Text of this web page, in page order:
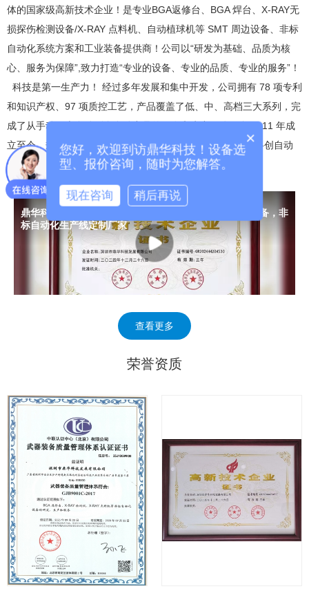
体的国家级高新技术企业！是专业BGA返修台、BGA 焊台、X-RAY无
损探伤检测设备/X-RAY 点料机、自动植球机等 SMT 周边设备、非标
自动化系统方案和工业装备提供商！公司以“研发为基础、品质为核
心、服务为保障”,致力打造“专业的设备、专业的品质、专业的服务”！
科技是第一生产力！ 经过多年发展和集中开发，公司拥有 78 项专利
和知识产权、97 项质控工艺，产品覆盖了低、中、高档三大系列，完
成了从手动、半自动到全自动产品的研发和生产；公司自 2011 年成
立至今，规模不断扩大，现旗下有两大分公司 “深圳市鼎华科创自动
化有限公司”和“深圳市鼎华科创科技有限公司”，均独立核算。
查看更多
荣誉资质
×
您好，欢迎到访鼎华科技！设备选
型、报价咨询，随时为您解答。
现在咨询 稍后再说